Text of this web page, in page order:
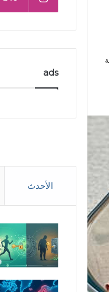
ads
الأحدث